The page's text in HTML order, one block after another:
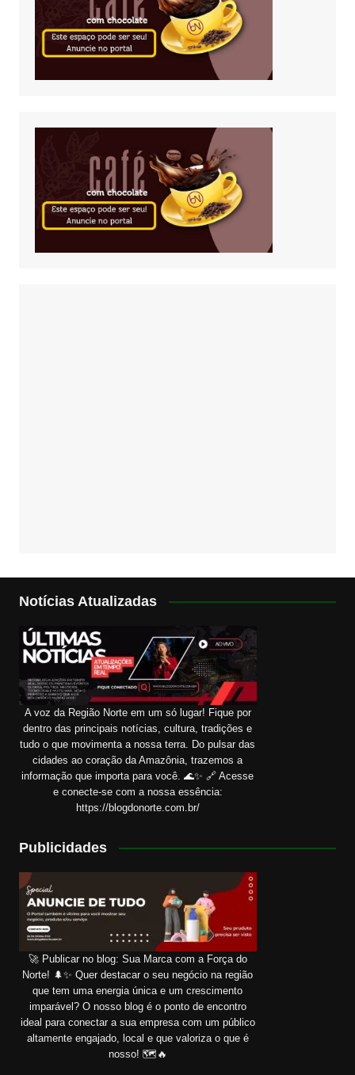
Notícias Atualizadas
A voz da Região Norte em um só lugar! Fique por
dentro das principais notícias, cultura, tradições e
tudo o que movimenta a nossa terra. Do pulsar das
cidades ao coração da Amazônia, trazemos a
informação que importa para você. 🌊✨ 🔗 Acesse
e conecte-se com a nossa essência:
https://blogdonorte.com.br/
Publicidades
🚀 Publicar no blog: Sua Marca com a Força do
Norte! 🌲✨ Quer destacar o seu negócio na região
que tem uma energia única e um crescimento
imparável? O nosso blog é o ponto de encontro
ideal para conectar a sua empresa com um público
altamente engajado, local e que valoriza o que é
nosso! 🗺️🔥